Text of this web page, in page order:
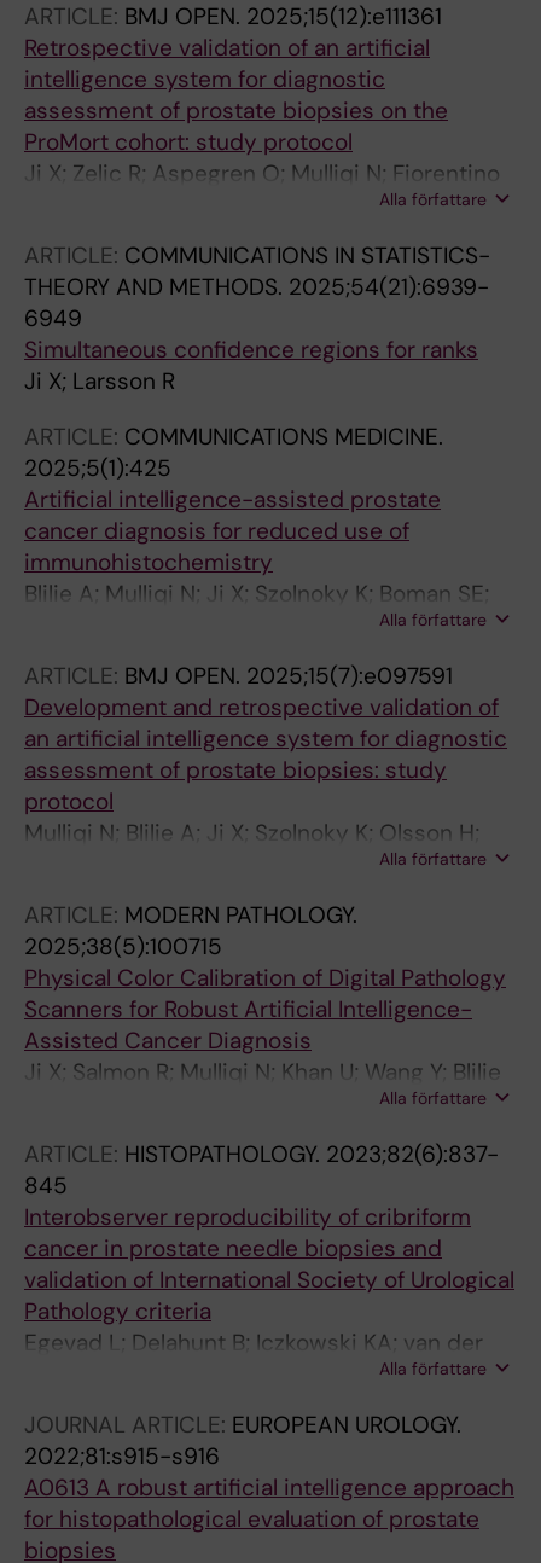
ARTICLE: BMJ OPEN. 2025;15(12):e111361
Retrospective validation of an artificial
intelligence system for diagnostic
assessment of prostate biopsies on the
ProMort cohort: study protocol
Ji X; Zelic R; Aspegren O; Mulliqi N; Fiorentino
M; Giunchi F; Molinaro L; Boman SE; Szolnoky
Akre O; Kartasalo K
Alla författare
ARTICLE: COMMUNICATIONS IN STATISTICS-
THEORY AND METHODS. 2025;54(21):6939-
6949
Simultaneous confidence regions for ranks
Ji X; Larsson R
ARTICLE: COMMUNICATIONS MEDICINE.
2025;5(1):425
Artificial intelligence-assisted prostate
cancer diagnosis for reduced use of
immunohistochemistry
Blilie A; Mulliqi N; Ji X; Szolnoky K; Boman SE;
Titus M; Gonzalez GM; Asenjo J; Gambacorta
M; Libretti P; Gudlaugsson E; Kjosavik SR;
Egevad L; Janssen EAM; Eklund M; Kartasalo K
Alla författare
ARTICLE: BMJ OPEN. 2025;15(7):e097591
Development and retrospective validation of
an artificial intelligence system for diagnostic
assessment of prostate biopsies: study
protocol
Mulliqi N; Blilie A; Ji X; Szolnoky K; Olsson H;
Titus M; Martinez Gonzalez G; Boman SE;
Asenjo J; Gambacorta M; Libretti P; Braun M;
Kordek R; Lowicki R; Hotakainen K; Vare P;
Pedersen BG; Sorensen KD; Ulhoi BP;
Rantalainen M; Ruusuvuori P; Delahunt B;
Samaratunga H; Tsuzuki T; Janssen EAM;
Egevad L; Kartasalo K; Eklund M
Alla författare
ARTICLE: MODERN PATHOLOGY.
2025;38(5):100715
Physical Color Calibration of Digital Pathology
Scanners for Robust Artificial Intelligence-
Assisted Cancer Diagnosis
Ji X; Salmon R; Mulliqi N; Khan U; Wang Y; Blilie
A; Olsson H; Pedersen BG; Sorensen KD; Ulhoi
BP; Kjosavik SR; Janssen EAM; Rantalainen M;
Egevad L; Ruusuvuori P; Eklund M; Kartasalo K
Alla författare
ARTICLE: HISTOPATHOLOGY. 2023;82(6):837-
845
Interobserver reproducibility of cribriform
cancer in prostate needle biopsies and
validation of International Society of Urological
Pathology criteria
Egevad L; Delahunt B; Iczkowski KA; van der
Kwast T; van Leenders GJLH; Leite KRM; Pan
Olsson H; Valkonen M; Ruusuvuori P; Eklund M;
Kartasalo K
Alla författare
JOURNAL ARTICLE: EUROPEAN UROLOGY.
2022;81:s915-s916
A0613 A robust artificial intelligence approach
for histopathological evaluation of prostate
biopsies